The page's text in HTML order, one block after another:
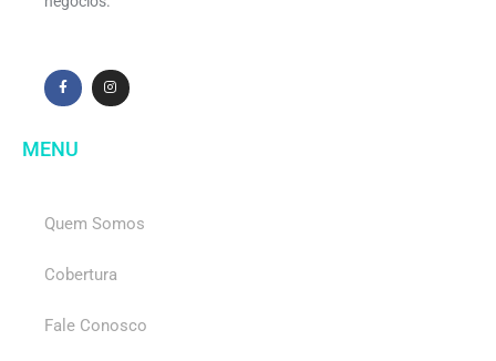
MENU
Quem Somos
Cobertura
Fale Conosco